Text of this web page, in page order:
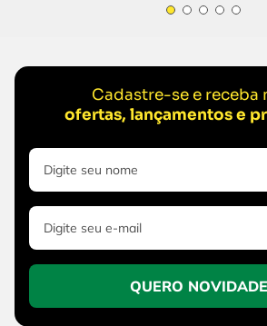
Cadastre-se e receba
ofertas, lançamentos e
QUERO